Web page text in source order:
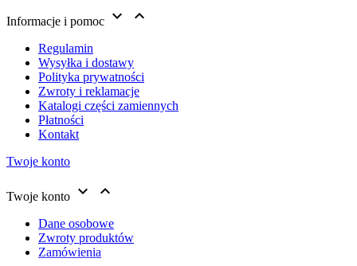
Informacje i pomoc  
Regulamin
Wysyłka i dostawy
Polityka prywatności
Zwroty i reklamacje
Katalogi części zamiennych
Płatności
Kontakt
Twoje konto
Twoje konto  
Dane osobowe
Zwroty produktów
Zamówienia